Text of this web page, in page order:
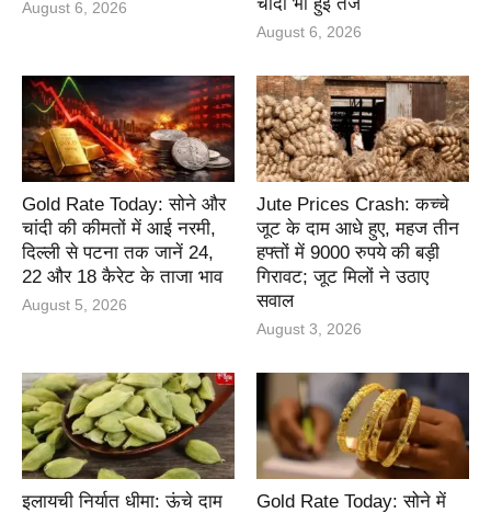
August 6, 2026
August 6, 2026
Gold Rate Today: सोने और
चांदी की कीमतों में आई नरमी,
दिल्ली से पटना तक जानें 24,
22 और 18 कैरेट के ताजा भाव
August 5, 2026
Jute Prices Crash: कच्चे
जूट के दाम आधे हुए, महज तीन
हफ्तों में 9000 रुपये की बड़ी
गिरावट; जूट मिलों ने उठाए
सवाल
August 3, 2026
इलायची निर्यात धीमा: ऊंचे दाम
Gold Rate Today: सोने में